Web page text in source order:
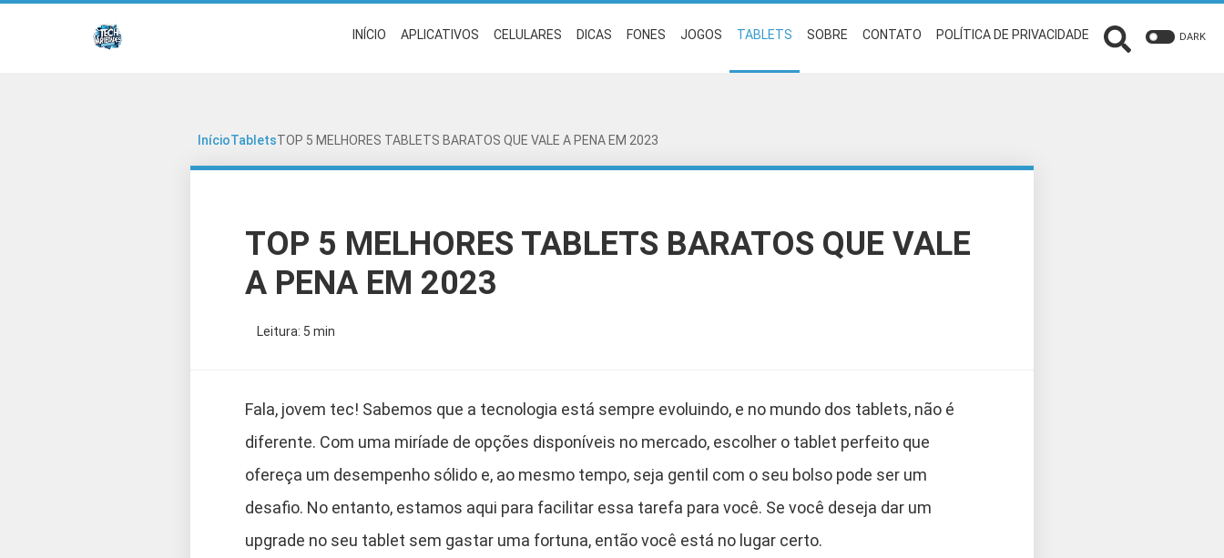
INÍCIO APLICATIVOS CELULARES DICAS FONES JOGOS TABLETS SOBRE CONTATO POLÍTICA DE PRIVACIDADE DARK
InícioTabletsTOP 5 MELHORES TABLETS BARATOS QUE VALE A PENA EM 2023
TOP 5 MELHORES TABLETS BARATOS QUE VALE
A PENA EM 2023
Leitura: 5 min
Fala, jovem tec! Sabemos que a tecnologia está sempre evoluindo, e no mundo dos tablets, não é
diferente. Com uma miríade de opções disponíveis no mercado, escolher o tablet perfeito que
ofereça um desempenho sólido e, ao mesmo tempo, seja gentil com o seu bolso pode ser um
desafio. No entanto, estamos aqui para facilitar essa tarefa para você. Se você deseja dar um
upgrade no seu tablet sem gastar uma fortuna, então você está no lugar certo.